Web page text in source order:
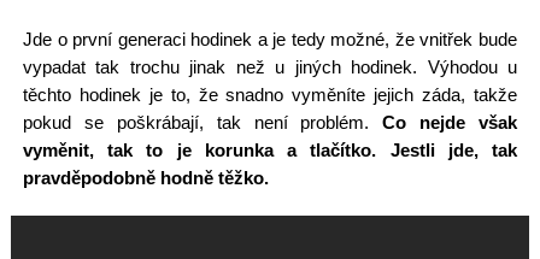
Jde o první generaci hodinek a je tedy možné, že vnitřek bude
vypadat tak trochu jinak než u jiných hodinek. Výhodou u
těchto hodinek je to, že snadno vyměníte jejich záda, takže
pokud se poškrábají, tak není problém.Co nejde však
vyměnit, tak to je korunka a tlačítko. Jestli jde, tak
pravděpodobně hodně těžko.